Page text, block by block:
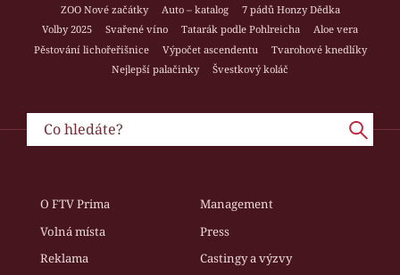
ZOO Nové začátky
Auto – katalog
7 pádů Honzy Dědka
Volby 2025
Svařené víno Tatarák podle Pohlreicha
Aloe vera
Pěstování lichořeřišnice
Výpočet ascendentu
Tvarohové knedlíky
Nejlepší palačinky
Švestkový koláč
O FTV Prima
Management
Volná místa
Press
Reklama
Castingy a výzvy